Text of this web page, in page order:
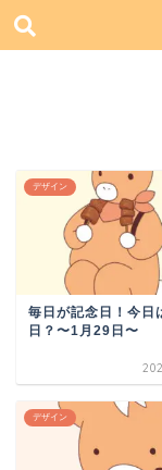
デザイン
毎日が記念日！今日
日？〜1月29日〜
デザイン